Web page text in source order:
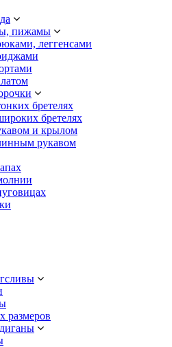
пижамы
леггенсами
бретелях
бретелях
и крылом
рукавом
размеров